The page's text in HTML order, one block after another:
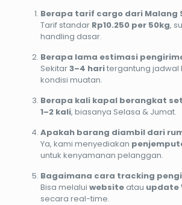
Berapa tarif cargo dari Malang
Tarif standar Rp10.250 per 50kg,
handling dasar.
Berapa lama estimasi
Sekitar3–4 haritergantung jadwal
kondisi muatan.
Berapa kali kapal berangkat
1–2 kali, biasanya Selasa & Jumat.
Apakah barang diambil dari
Ya, kami menyediakan
untuk kenyamanan pelanggan.
Bagaimana cara tracking
Bisa melalui websiteatau update
secara real-time.